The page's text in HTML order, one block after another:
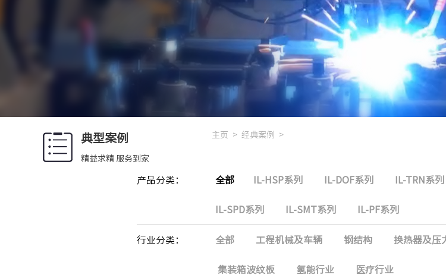
典型案例
精益求精 服务到家
主页 > 经典案例 >
产品分类： 全部 IL-HSP系列 IL-DOF系列 IL-TRN系列
IL-SPD系列 IL-SMT系列 IL-PF系列
行业分类： 全部 工程机械及车辆 钢结构 换热器及压
集装箱波纹板 氢能行业 医疗行业